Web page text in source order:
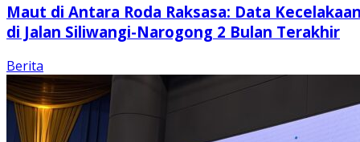
Maut di Antara Roda Raksasa: Data
di Jalan Siliwangi-Narogong 2 Bulan Terakhir
Berita